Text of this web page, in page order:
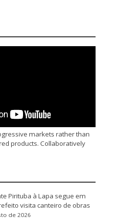
markets rather than
products. Collaboratively
Pirituba à Lapa segue em
visita canteiro de obras
de 2026